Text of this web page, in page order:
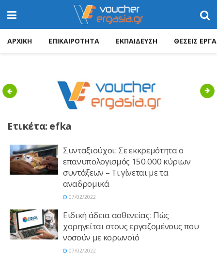
ΑΡΧΙΚΗ ΕΠΙΚΑΙΡΟΤΗΤΑ ΕΚΠΑΙΔΕΥΣΗ ΘΕΣΕΙΣ
Previous
Ετικέτα: efka
Συνταξιούχοι: Σε εκκρεμότητα ο
επανυπολογισμός 150.000 κύριων
συντάξεων – Τι γίνεται με τα
αναδρομικά
07/02/2022
Ειδική άδεια ασθενείας: Πώς
χορηγείται στους εργαζομένους που
νοσούν με κορωνοϊό
07/02/2022